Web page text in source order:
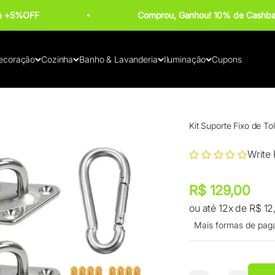
+5%OFF Comprou, Ganhou! 10% de
Cozinha Banho & Lavanderia Iluminação Cupons
Kit Suporte Fixo de
Write
Preço promocional
Preço promocional
R$ 129,00
ou até 12x de R$
Mais formas de